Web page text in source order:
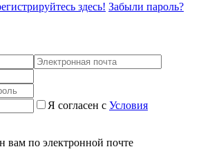
здесь! Забыли пароль?
Я согласен с Условия
вам по электронной почте